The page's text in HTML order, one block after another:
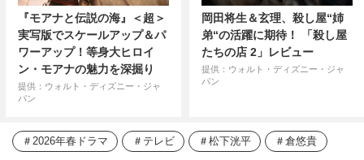
『モアナと伝説の海』＜超＞
実写版でスケールアップ＆パ
ワーアップ！等身大ヒロイ
ン・モアナの魅力を深掘り
提供：ウォルト・ディズニー・ジャ
パン
岡田将生＆玄理、殺し屋“姉
弟“の活躍に期待！ 「殺し屋
たちの店 2」レビュー
提供：ウォルト・ディズニー・ジャ
パン
2026年春ドラマ テレビ 松下洸平 倉悠貴